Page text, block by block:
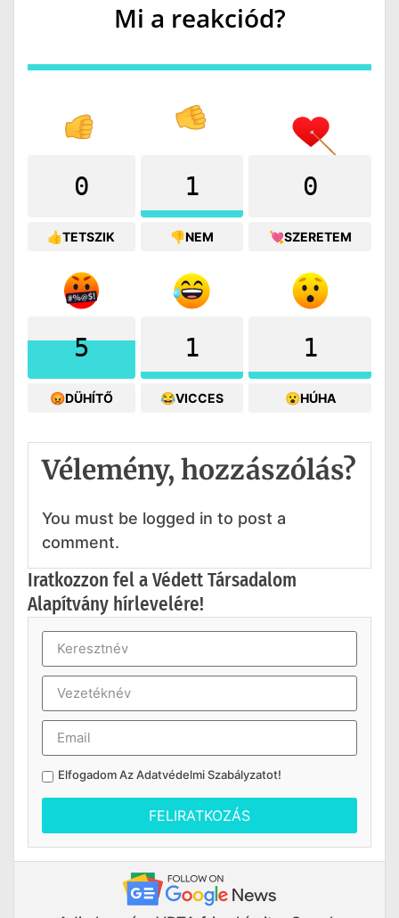
Mi a reakciód?
0
👍TETSZIK
1
👎NEM
0
💘SZERETEM
5
😡DÜHÍTŐ
1
😂VICCES
1
😮HÚHA
Vélemény, hozzászólás?
You must be logged in to post a
comment.
Iratkozzon fel a Védett Társadalom
Alapítvány hírlevelére!
Elfogadom AzAdatvédelmi Szabályzatot!
FELIRATKOZÁS